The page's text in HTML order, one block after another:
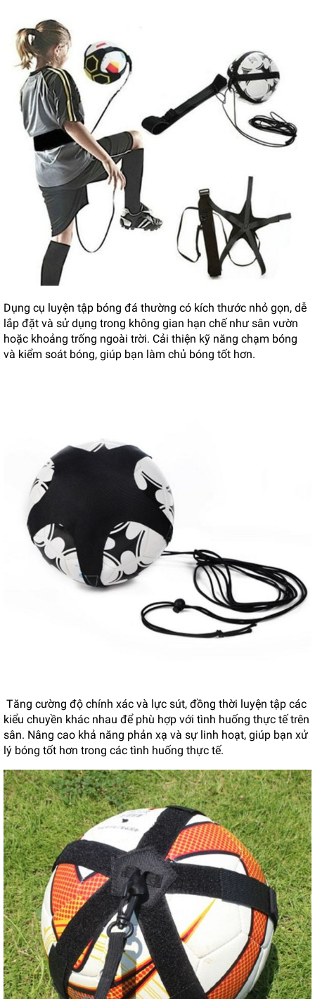
Dụng cụ luyện tập bóng đá thường có kích thước nhỏ gọn, dễ
lắp đặt và sử dụng trong không gian hạn chế như sân vườn
hoặc khoảng trống ngoài trời. Cải thiện kỹ năng chạm bóng
và kiểm soát bóng, giúp bạn làm chủ bóng tốt hơn.
Tăng cường độ chính xác và lực sút, đồng thời luyện tập các
kiểu chuyền khác nhau để phù hợp với tình huống thực tế trên
sân. Nâng cao khả năng phản xạ và sự linh hoạt, giúp bạn xử
lý bóng tốt hơn trong các tình huống thực tế.